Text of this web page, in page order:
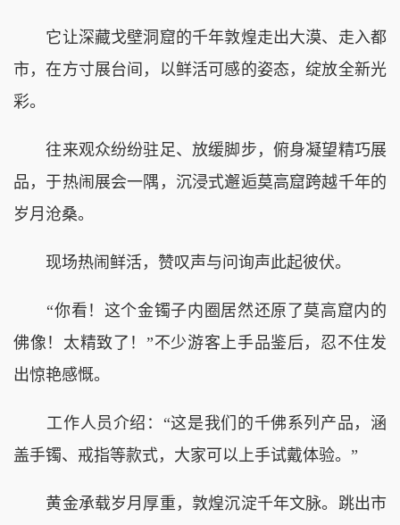
它让深藏戈壁洞窟的千年敦煌走出大漠、走入都
市，在方寸展台间，以鲜活可感的姿态，绽放全新光
彩。
往来观众纷纷驻足、放缓脚步，俯身凝望精巧展
品，于热闹展会一隅，沉浸式邂逅莫高窟跨越千年的
岁月沧桑。
现场热闹鲜活，赞叹声与问询声此起彼伏。
“你看！这个金镯子内圈居然还原了莫高窟内的
佛像！太精致了！”不少游客上手品鉴后，忍不住发
出惊艳感慨。
工作人员介绍：“这是我们的千佛系列产品，涵
盖手镯、戒指等款式，大家可以上手试戴体验。”
黄金承载岁月厚重，敦煌沉淀千年文脉。跳出市